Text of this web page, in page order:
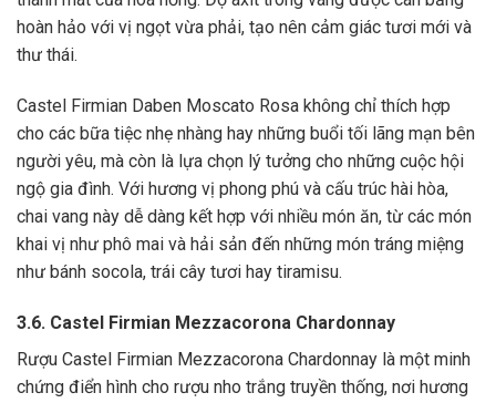
hoàn hảo với vị ngọt vừa phải, tạo nên cảm giác tươi mới và
thư thái.
Castel Firmian Daben Moscato Rosa không chỉ thích hợp
cho các bữa tiệc nhẹ nhàng hay những buổi tối lãng mạn bên
người yêu, mà còn là lựa chọn lý tưởng cho những cuộc hội
ngộ gia đình. Với hương vị phong phú và cấu trúc hài hòa,
chai vang này dễ dàng kết hợp với nhiều món ăn, từ các món
khai vị như phô mai và hải sản đến những món tráng miệng
như bánh socola, trái cây tươi hay tiramisu.
3.6. Castel Firmian Mezzacorona Chardonnay
Rượu Castel Firmian Mezzacorona Chardonnay là một minh
chứng điển hình cho rượu nho trắng truyền thống, nơi hương